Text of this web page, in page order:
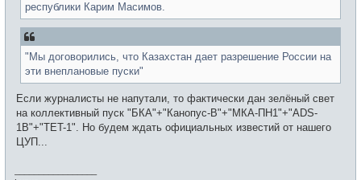
республики Карим Масимов.
"Мы договорились, что Казахстан дает разрешение России на
эти внеплановые пуски"
Если журналисты не напутали, то фактически дан зелёный свет
на коллективный пуск "БКА"+"Канопус-В"+"МКА-ПН1"+"ADS-
1B"+"TET-1". Но будем ждать официальных известий от нашего
ЦУП...